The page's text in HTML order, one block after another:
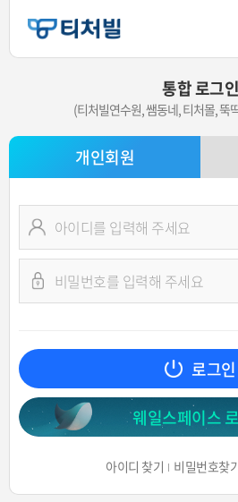
통합 로그인
(티처빌연수원, 쌤동네, 티처몰, 뚝
개인회원
로그인
웨일스페이스
아이디 찾기 비밀번호찾